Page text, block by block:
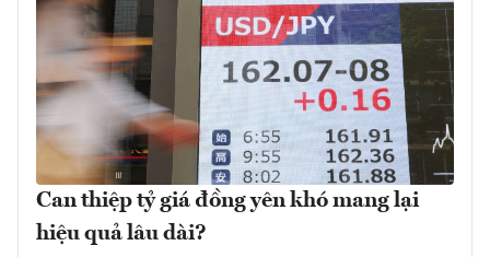
Can thiệp tỷ giá đồng yên khó mang lại
hiệu quả lâu dài?